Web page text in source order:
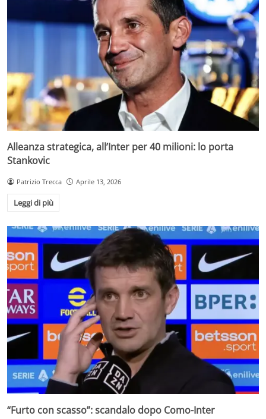
Alleanza strategica, all’Inter per 40 milioni: lo porta
Stankovic
Patrizio Trecca Aprile 13, 2026
Leggi di più
“Furto con scasso”: scandalo dopo Como-Inter